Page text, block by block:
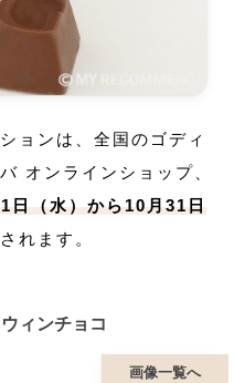
ョンは、全国のゴディ
オンラインショップ、
日（水）から10月31日
されます。
ィンチョコ
画像一覧へ